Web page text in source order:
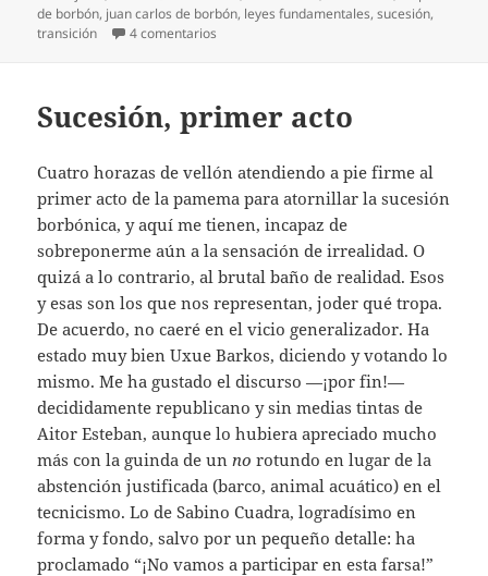
el
de borbón, juan carlos de borbón, leyes fundamentales,sucesión,
transición
4 comentarios
Sucesión, primer acto
Cuatro horazas de vellón atendiendo a pie firme al
primer acto de la pamema para atornillar la sucesión
borbónica, y aquí me tienen, incapaz de
sobreponerme aún a la sensación de irrealidad. O
quizá a lo contrario, al brutal baño de realidad. Esos
y esas son los que nos representan, joder qué tropa.
De acuerdo, no caeré en el vicio generalizador. Ha
estado muy bien Uxue Barkos, diciendo y votando lo
mismo. Me ha gustado el discurso —¡por fin!—
decididamente republicano y sin medias tintas de
Aitor Esteban, aunque lo hubiera apreciado mucho
más con la guinda de un no rotundo en lugar de la
abstención justificada (barco, animal acuático) en el
tecnicismo. Lo de Sabino Cuadra, logradísimo en
forma y fondo, salvo por un pequeño detalle: ha
proclamado “¡No vamos a participar en esta farsa!”